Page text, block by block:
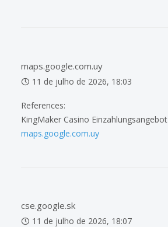
maps.google.com.uy
11 de julho de 2026, 18:03
References:
KingMaker Casino Einzahlungsangebot
maps.google.com.uy
cse.google.sk
11 de julho de 2026, 18:07